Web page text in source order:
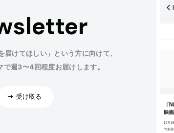
届けてほしい」という方に向けて、
で週3〜4回程度お届けします。
受け取る